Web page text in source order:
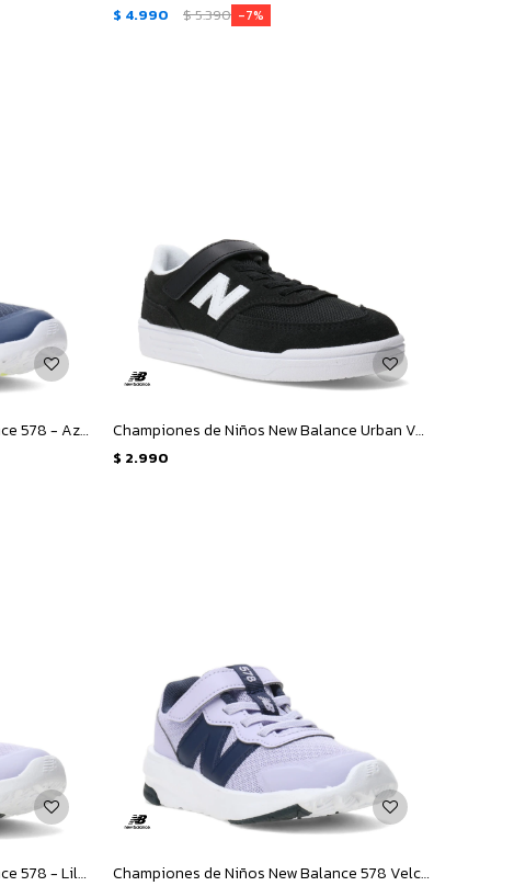
$ 4.990 $5.390 7
Championes de Niños New Balance 578 - Azul - Amarillo Fluo Championes de Niños New Balance Urban Velcro - Negro - Blanco
$ 2.990
Championes de Niños New Balance 578 - Lila - Azul Marino Championes de Niños New Balance 578 Velcro Infantil - Lila - Azul Marino